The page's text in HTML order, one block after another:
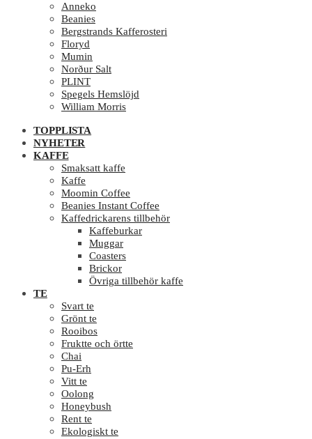
produktsidan
Anneko
Beanies
Bergstrands Kafferosteri
Floryd
Mumin
Norður Salt
PLINT
Spegels Hemslöjd
William Morris
TOPPLISTA
NYHETER
KAFFE
Smaksatt kaffe
Kaffe
Moomin Coffee
Beanies Instant Coffee
Kaffedrickarens tillbehör
Kaffeburkar
Muggar
Coasters
Brickor
Övriga tillbehör kaffe
TE
Svart te
Grönt te
Rooibos
Fruktte och örtte
Chai
Pu-Erh
Vitt te
Oolong
Honeybush
Rent te
Ekologiskt te